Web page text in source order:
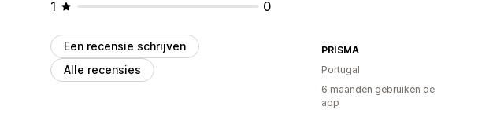
1
0
Een recensie schrijven
Alle recensies
PRISMA
Portugal
6 maanden gebruiken de
app